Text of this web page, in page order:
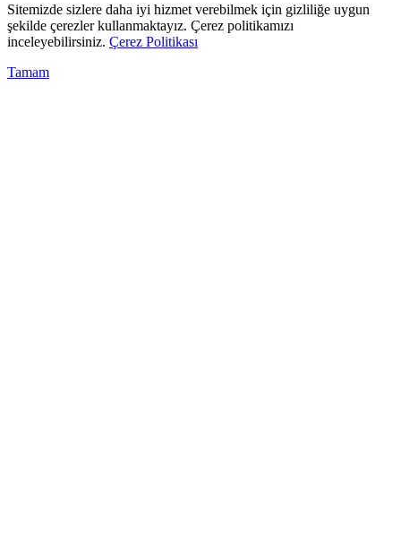
Sitemizde sizlere daha iyi hizmet verebilmek için gizliliğe uygun
şekilde çerezler kullanmaktayız. Çerez politikamızı
inceleyebilirsiniz. Çerez Politikası
Tamam